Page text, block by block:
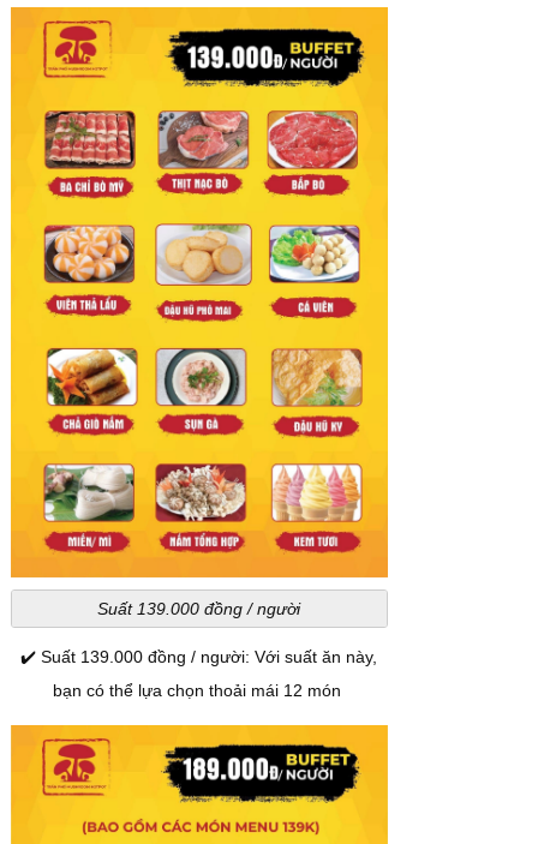
Suất 139.000 đồng / người
✔️ Suất 139.000 đồng / người: Với suất ăn này,
bạn có thể lựa chọn thoải mái 12 món